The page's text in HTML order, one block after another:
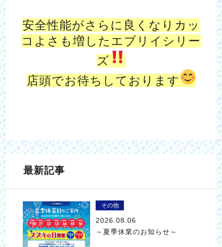
安全性能がさらに良くなりカッ
コよさも増したエブリイシリー
ズ
店頭でお待ちしております
最新記事
その他
2026.08.06
～夏季休業のお知らせ～